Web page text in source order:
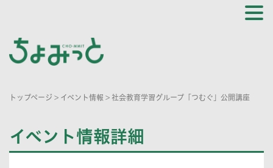
トップページ > イベント情報 > 社会教育学習グループ「つむぐ」公開講座
イベント情報詳細